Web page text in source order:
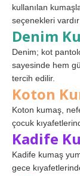
kullanılan
seçenekleri
Denim
Denim; kot
sayesinde hem
tercih edilir.
Koton
Koton kumaş,
çocuk
Kadife
Kadife kumaş
gece